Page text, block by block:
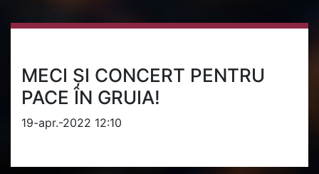
MECI ȘI CONCERT PENTRU
PACE ÎN GRUIA!
19-apr.-2022 12:10